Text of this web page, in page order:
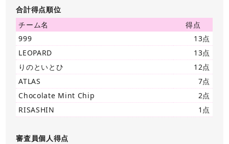
合計得点順位
チーム名
得点
999
13点
LEOPARD
13点
りのといとひ
12点
ATLAS
7点
Chocolate Mint Chip
2点
RISASHIN
1点
審査員個人得点